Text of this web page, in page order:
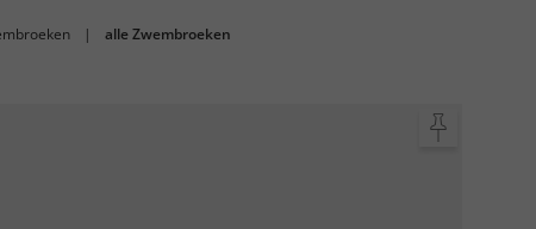
| alle Zwembroeken